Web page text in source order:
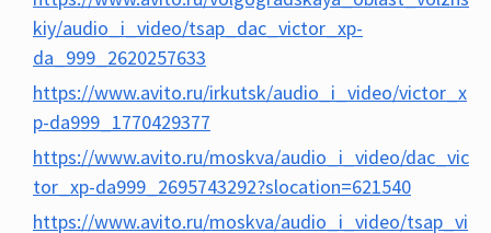
kiy/audio_i_video/tsap_dac_victor_xp-
da_999_2620257633
https://www.avito.ru/irkutsk/audio_i_video/victor_x
p-da999_1770429377
https://www.avito.ru/moskva/audio_i_video/dac_vic
tor_xp-da999_2695743292?slocation=621540
https://www.avito.ru/moskva/audio_i_video/tsap_vi